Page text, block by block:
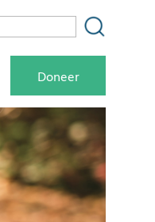
Doneer